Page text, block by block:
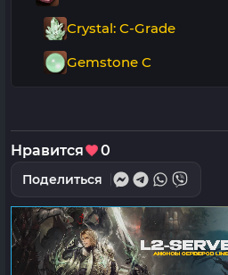
Crystal: C-Grade
Gemstone C
Нравится 0
Поделиться